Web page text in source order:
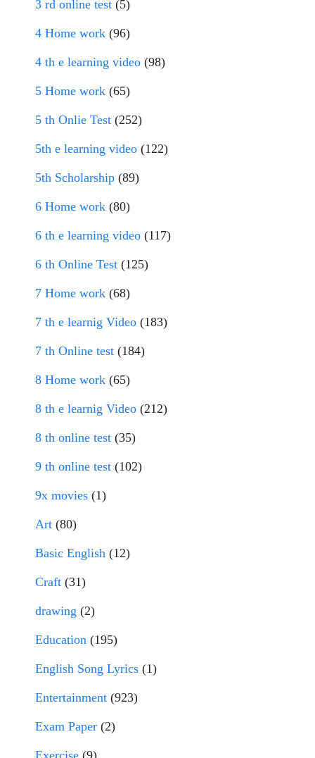
3 rd online test (5)
4 Home work (96)
4 th e learning video (98)
5 Home work (65)
5 th Onlie Test (252)
5th e learning video (122)
5th Scholarship (89)
6 Home work (80)
6 th e learning video (117)
6 th Online Test (125)
7 Home work (68)
7 th e learnig Video (183)
7 th Online test (184)
8 Home work (65)
8 th e learnig Video (212)
8 th online test (35)
9 th online test (102)
9x movies (1)
Art (80)
Basic English (12)
Craft (31)
drawing (2)
Education (195)
English Song Lyrics (1)
Entertainment (923)
Exam Paper (2)